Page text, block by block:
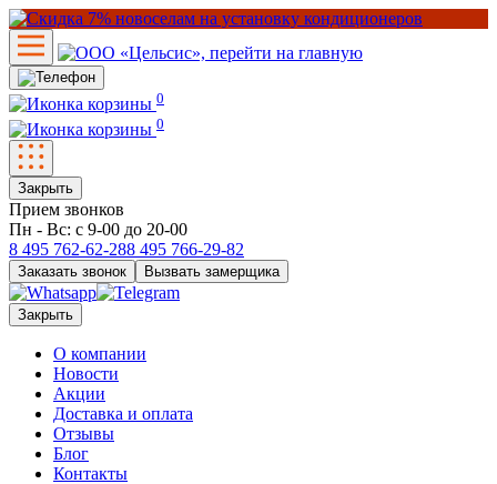
0
0
Закрыть
Прием звонков
Пн - Вс: с 9-00 до 20-00
8 495 762-62-288 495 766-29-82
Заказать звонок Вызвать замерщика
Закрыть
О компании
Новости
Акции
Доставка и оплата
Отзывы
Блог
Контакты